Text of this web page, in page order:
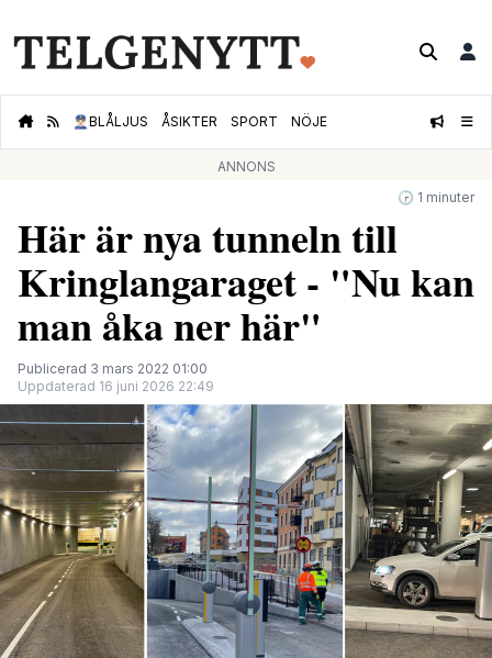
👮🏻‍♂️BLÅLJUS ÅSIKTER SPORT NÖJE
ANNONS
🕝 1 minuter
Här är nya tunneln till
Kringlangaraget - "Nu kan
man åka ner här"
Publicerad 3 mars 2022 01:00
Uppdaterad 16 juni 2026 22:49